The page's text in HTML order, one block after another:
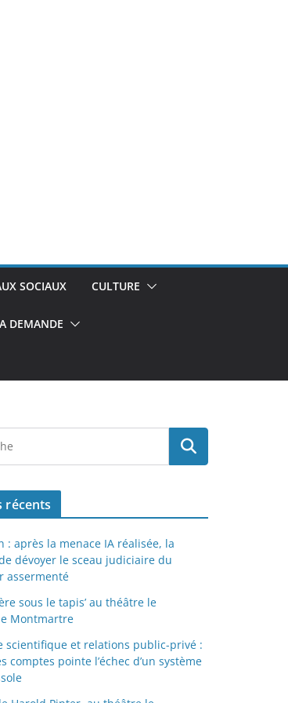
SOCIAUX CULTURE
DEMANDE
récents
: après la menace IA réalisée, la
dévoyer le sceau judiciaire du
assermenté
sous le tapis’ au théâtre le
Montmartre
scientifique et relations public-privé :
comptes pointe l’échec d’un système